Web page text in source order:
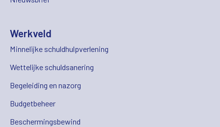
Werkveld
Minnelijke schuldhulpverlening
Wettelijke schuldsanering
Begeleiding en nazorg
Budgetbeheer
Beschermingsbewind